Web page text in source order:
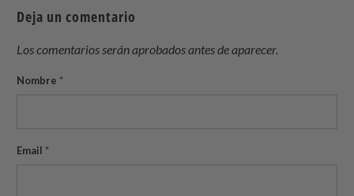
Deja un comentario
Los comentarios serán aprobados antes de aparecer.
Nombre *
Email *